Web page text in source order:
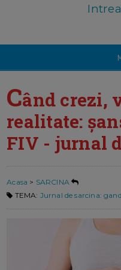
Când crezi,
realitate:
FIV - jurnal
Acasa > SARCINA
TEMA: Jurnal de sarcina: